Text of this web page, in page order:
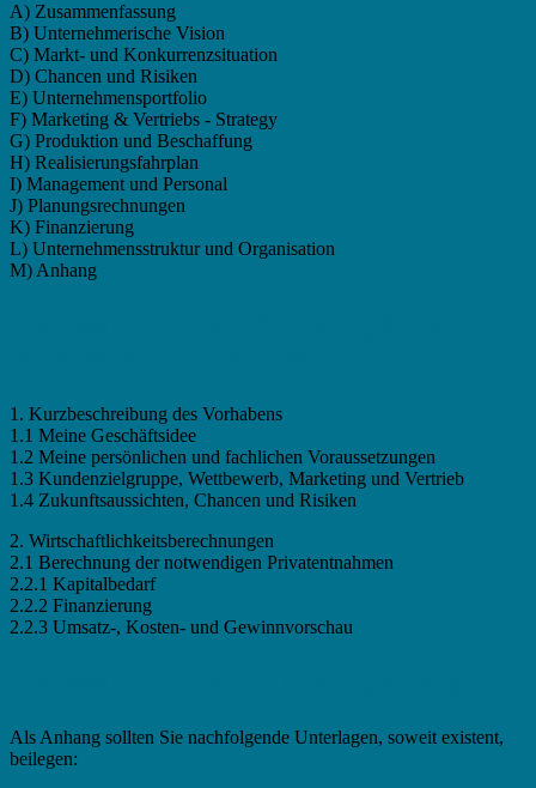
A) Zusammenfassung
B) Unternehmerische Vision
C) Markt- und Konkurrenzsituation
D) Chancen und Risiken
E) Unternehmensportfolio
F) Marketing & Vertriebs - Strategy
G) Produktion und Beschaffung
H) Realisierungsfahrplan
I) Management und Personal
J) Planungsrechnungen
K) Finanzierung
L) Unternehmensstruktur und Organisation
M) Anhang
1. Kurzbeschreibung des Vorhabens
1.1 Meine Geschäftsidee
1.2 Meine persönlichen und fachlichen Voraussetzungen
1.3 Kundenzielgruppe, Wettbewerb, Marketing und Vertrieb
1.4 Zukunftsaussichten, Chancen und Risiken
2. Wirtschaftlichkeitsberechnungen
2.1 Berechnung der notwendigen Privatentnahmen
2.2.1 Kapitalbedarf
2.2.2 Finanzierung
2.2.3 Umsatz-, Kosten- und Gewinnvorschau
Als Anhang sollten Sie nachfolgende Unterlagen, soweit existent,
beilegen: